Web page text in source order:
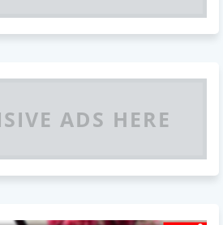
ADS HERE